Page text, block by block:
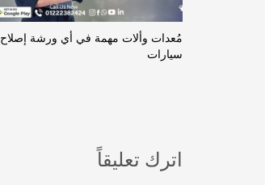
مُعدات وألات مهمة في أي ورشة إصلاح
سيارات
اترك تعليقاً